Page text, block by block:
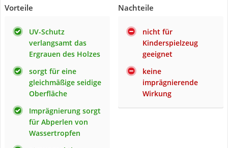
Vorteile
UV-Schutz
verlangsamt das
Ergrauen des Holzes
sorgt für eine
gleichmäßige seidige
Oberfläche
Imprägnierung sorgt
für Abperlen von
Wassertropfen
Nachteile
nicht für
Kinderspielzeug
geeignet
keine
imprägnierende
Wirkung